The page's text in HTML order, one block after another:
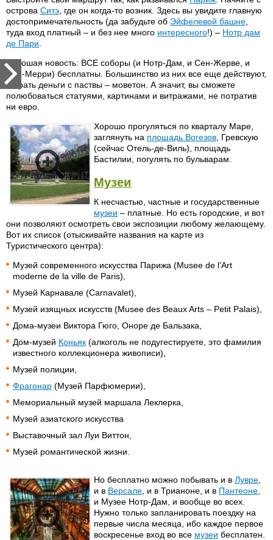
острова Ситэ , где он когда-то возник. Здесь вы увидите главную
достопримечательность (да забудьте об Эйфелевой башне
туда вход платный – и без нее много интересного!) – Нотр дам
де Пари
Хорошая новость: ВСЕ соборы (и Нотр-Дам, и Сен-Жерве, и
Сен-Мерри) бесплатны. Большинство из них все еще действуют,
а брать деньги с паствы – моветон. А значит, вы сможете
полюбоваться статуями, картинами и витражами, не потратив
ни евро.
Хорошо прогуляться по кварталу Маре,
заглянуть на площадь Вогезов , Гревскую
(сейчас Отель-де-Виль), площадь
Бастилии, погулять по бульварам.
Музеи
К несчастью, частные и государственные
музеи – платные. Но есть городские, и вот
они позволяют осмотреть свои экспозиции любому желающему.
Вот их список (отыскивайте названия на карте из
Туристического центра):
Музей современного искусства Парижа (Musee de l’Art
moderne de la ville de Paris),
Музей Карнавале (Carnavalet),
Музей изящных искусств (Musee des Beaux Arts – Petit Palais),
Дома-музеи Виктора Гюго, Оноре де Бальзака,
Дом-музей Коньяк (алкоголь не подугестируете, это фамилия
известного коллекционера живописи),
Музей полиции,
Фрагонар (Музей Парфюмерии),
Мемориальный музей маршала Леклерка,
Музей азиатского искусства
Выставочный зал Луи Виттон,
Музей романтической жизни.
Но бесплатно можно побывать и в Лувре
и в Версале , и в Трианоне, и в Пантеоне
и Музее Нотр-Дам, и вообще во всех.
Нужно только запланировать поездку на
первые числа месяца, ибо каждое первое
воскресенье вход во все музеи бесплатен.